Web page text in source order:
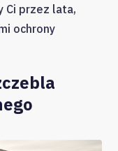
Ci przez lata,
ochrony